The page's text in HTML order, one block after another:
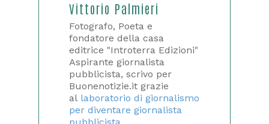
Vittorio Palmieri
Fotografo, Poeta e
fondatore della casa
editrice "Introterra Edizioni"
Aspirante giornalista
pubblicista, scrivo per
Buonenotizie.it grazie
al laboratorio di giornalismo
per diventare giornalista